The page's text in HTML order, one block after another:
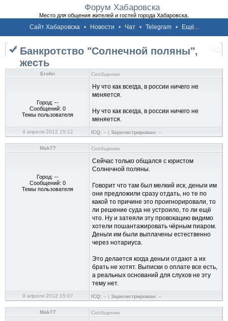
Форум Хабаровска
Место для общения жителей и гостей города Хабаровска.
Сайт Хабаровска • Новости • Чат • Telegram • Ещё...
Банкротство "Солнечной поляны",
жесть
Erofei Сообщение
Город: --
Сообщений: 0
Темы пользователя
Ну что как всегда, в россии ничего не
меняется.
Ну что как всегда, в россии ничего не
меняется.
4 апреля 2012 15:12 ICQ: -- | Зарегистрирован: --
Mak77 Сообщение
Город: --
Сообщений: 0
Темы пользователя
Сейчас только общался с юристом
Солнечной поляны.
Говорит что там был мелкий иск, деньги им
они предложили сразу отдать, но те по
какой то причине это проигнорировали, то
ли решение суда не устроило, то ли ещё
что. Ну и затеяли эту провокацию видимо
хотели пошантажировать чёрным пиаром.
Деньги им были выплачены естественно
через нотариуса.
Это делается когда деньги отдают а их
брать не хотят. Выписки о оплате все есть,
а реальных оснований для слухов не эту
тему нет.
9 апреля 2012 15:07 ICQ: -- | Зарегистрирован: --
Mak77 Сообщение